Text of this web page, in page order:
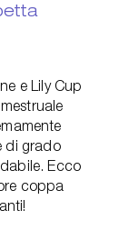
e Lily Cup
di grado
Ecco
coppa